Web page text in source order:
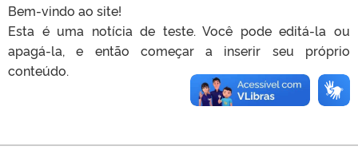
PORTARIAS
Bem-vindo ao site!
Esta é uma notícia de teste. Você pode editá-la ou
apagá-la, e então começar a inserir seu próprio
conteúdo.